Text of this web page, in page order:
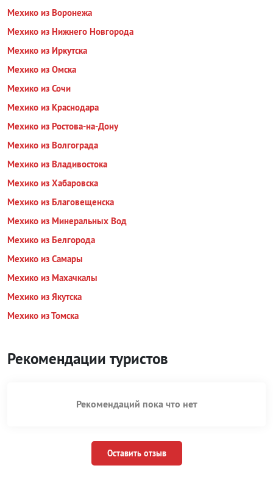
Мехико из Воронежа
Мехико из Нижнего Новгорода
Мехико из Иркутска
Мехико из Омска
Мехико из Сочи
Мехико из Краснодара
Мехико из Ростова-на-Дону
Мехико из Волгограда
Мехико из Владивостока
Мехико из Хабаровска
Мехико из Благовещенска
Мехико из Минеральных Вод
Мехико из Белгорода
Мехико из Самары
Мехико из Махачкалы
Мехико из Якутска
Мехико из Томска
Рекомендации туристов
Рекомендаций пока что нет
Оставить отзыв